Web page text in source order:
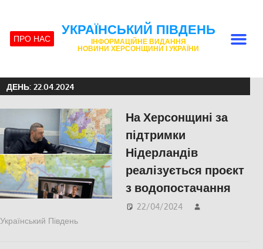
ПРО НАС
УКРАЇНСЬКИЙ ПІВДЕНЬ
ІНФОРМАЦІЙНЕ ВИДАННЯ
НОВИНИ ХЕРСОНЩИНИ І УКРАЇНИ
ДЕНЬ:22.04.2024
На Херсонщині за
підтримки
Нідерландів
реалізується проєкт
з водопостачання
22/04/2024
Український Південь